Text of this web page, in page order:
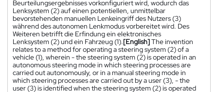
Beurteilungsergebnisses vorkonfiguriert wird, wodurch das
Lenksystem (2) auf einen potentiellen, unmittelbar
bevorstehenden manuellen Lenkeingriff des Nutzers (3)
während des autonomen Lenkmodus vorbereitet wird. Des
Weiteren betrifft die Erfindung ein elektronisches
Lenksystem (2) und ein Fahrzeug (1).[English]The invention
relates to a method for operating a steering system (2) of a
vehicle (1), wherein - the steering system (2) is operated in an
autonomous steering mode in which steering processes are
carried out autonomously, or in a manual steering mode in
which steering processes are carried out by a user (3), - the
user (3) is identified when the steering system (2) is operated